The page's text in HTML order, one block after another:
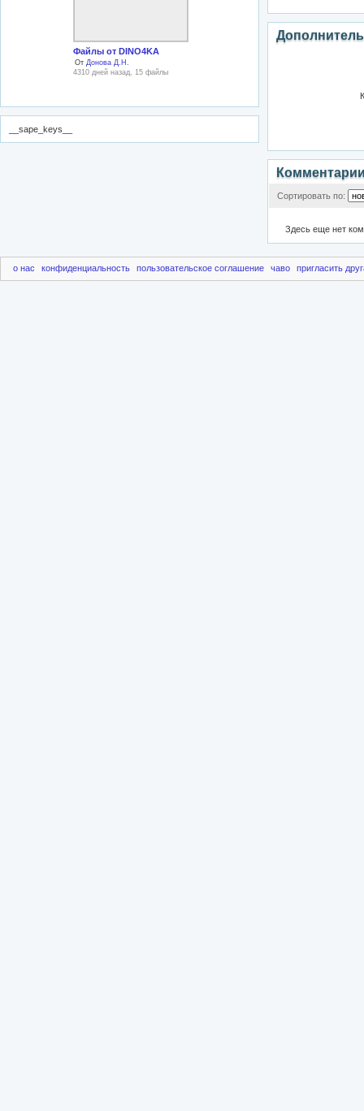
Файлы от DINO4KA
От Донова Д.Н.
4310 дней назад, 15 файлы
__sape_keys__
Сортировать по:
Здесь еще нет
о нас конфиденциальность пользовательское соглашение чаво пригласить